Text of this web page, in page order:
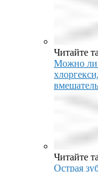
Читайте
Можно ли
Читайте
Острая